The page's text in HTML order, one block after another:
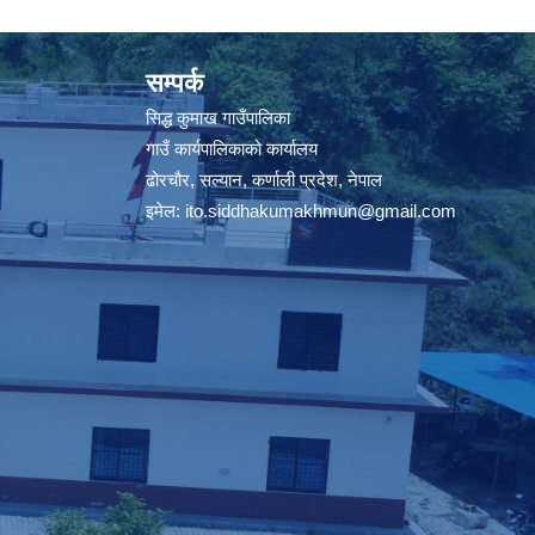
सम्पर्क
सिद्ध कुमाख गाउँपालिका
गाउँ कार्यपालिकाको कार्यालय
ढोरचौर, सल्यान, कर्णाली प्रदेश, नेपाल
इमेल: ito.siddhakumakhmun@gmail.com